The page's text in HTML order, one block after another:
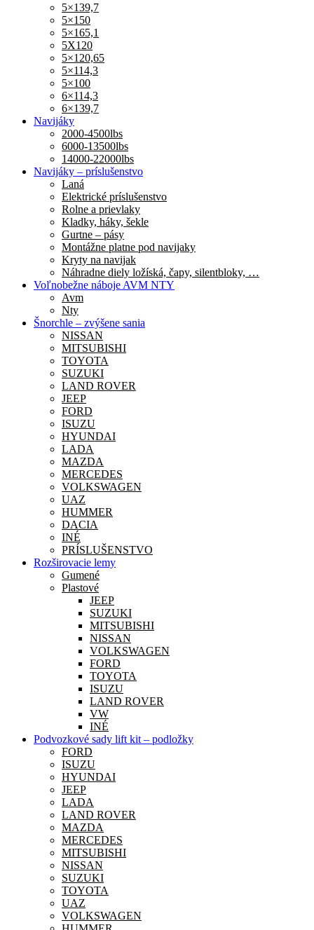
5×139,7
5×150
5×165,1
5X120
5×120,65
5×114,3
5×100
6×114,3
6×139,7
Navijáky
2000-4500lbs
6000-13500lbs
14000-22000lbs
Navijáky – príslušenstvo
Laná
Elektrické príslušenstvo
Rolne a prievlaky
Kladky, háky, šekle
Gurtne – pásy
Montážne platne pod navijaky
Kryty na navijak
Náhradne diely ložíská, čapy, silentbloky, …
Voľnobežne náboje AVM NTY
Avm
Nty
Šnorchle – zvýšene sania
NISSAN
MITSUBISHI
TOYOTA
SUZUKI
LAND ROVER
JEEP
FORD
ISUZU
HYUNDAI
LADA
MAZDA
MERCEDES
VOLKSWAGEN
UAZ
HUMMER
DACIA
INÉ
PRÍSLUŠENSTVO
Rozširovacie lemy
Gumené
Plastové
JEEP
SUZUKI
MITSUBISHI
NISSAN
VOLKSWAGEN
FORD
TOYOTA
ISUZU
LAND ROVER
VW
INÉ
Podvozkové sady lift kit – podložky
FORD
ISUZU
HYUNDAI
JEEP
LADA
LAND ROVER
MAZDA
MERCEDES
MITSUBISHI
NISSAN
SUZUKI
TOYOTA
UAZ
VOLKSWAGEN